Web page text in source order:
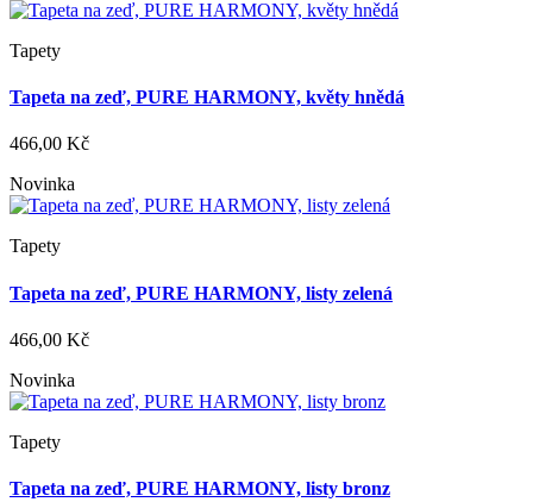
Tapety
Tapeta na zeď, PURE HARMONY, květy hnědá
466,00 Kč
Novinka
Tapety
Tapeta na zeď, PURE HARMONY, listy zelená
466,00 Kč
Novinka
Tapety
Tapeta na zeď, PURE HARMONY, listy bronz